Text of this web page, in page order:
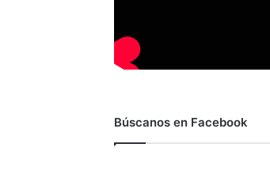
Búscanos en Facebook